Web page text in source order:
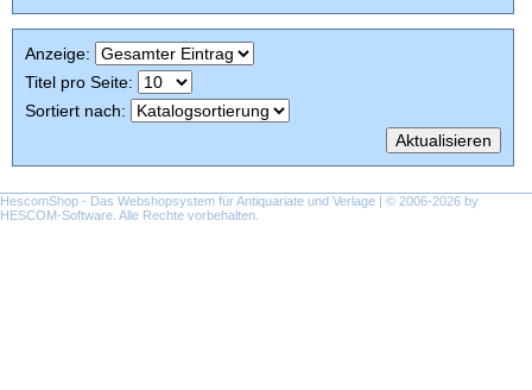
Anzeige:
Titel pro Seite:
Sortiert nach:
HescomShop - Das Webshopsystem für Antiquariate und Verlage | © 2006-2026 by
HESCOM-Software . Alle Rechte vorbehalten.